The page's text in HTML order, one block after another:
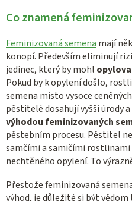
Co znamená
Feminizovaná semena mají
konopí. Především eliminují
jedinec, který by mohl
Pokud by k opylení došlo,
semena místo vysoce
pěstitelé dosahují vyšší úrody
výhodou feminizovaných
pěstebním procesu. Pěstitel
samčími a samičími rostlinami
nechtěného opylení. To
Přestože feminizovaná
výhod, je důležité si být